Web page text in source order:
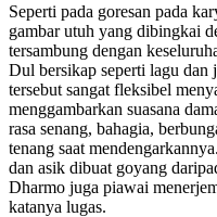
Seperti pada goresan pada
gambar utuh yang dibingkai
tersambung dengan
Dul bersikap seperti lagu dan
tersebut sangat fleksibel
menggambarkan suasana
rasa senang, bahagia,
tenang saat
dan asik dibuat goyang
Dharmo juga piawai
katanya lugas.